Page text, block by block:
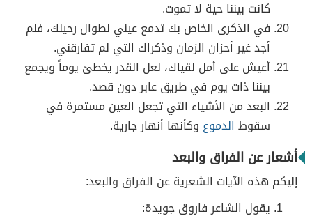
كانت بيننا حية لا تموت.
في الذكرى الخاص بك تدمع عيني لطوال رحيلك، فلم
أجد غير أحزان الزمان وذكراك التي لم تفارقني.
أعيش على أمل لقياك، لعل القدر يخطئ يوماً ويجمع
بيننا ذات يوم في طريق عابر دون قصد.
البعد من الأشياء التي تجعل العين مستمرة في
سقوط الدموع وكأنها أنهار جارية.
أشعار عن الفراق والبعد
إليكم هذه الآيات الشعرية عن الفراق والبعد:
يقول الشاعر فاروق جويدة: